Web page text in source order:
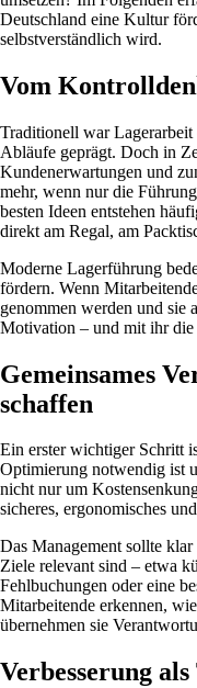
Deutschland eine Kultur
selbstverständlich wird.
Vom
Traditionell war
Abläufe geprägt. Doch in
Kundenerwartungen und
mehr, wenn nur die
besten Ideen entstehen
direkt am Regal, am
Moderne Lagerführung
fördern. Wenn
genommen werden und sie
Motivation – und mit ihr die
Gemeinsames
schaffen
Ein erster wichtiger Schritt
Optimierung notwendig ist
nicht nur um
sicheres, ergonomisches
Das Management sollte
Ziele relevant sind – etwa
Fehlbuchungen oder eine
Mitarbeitende erkennen,
übernehmen sie
Verbesserung